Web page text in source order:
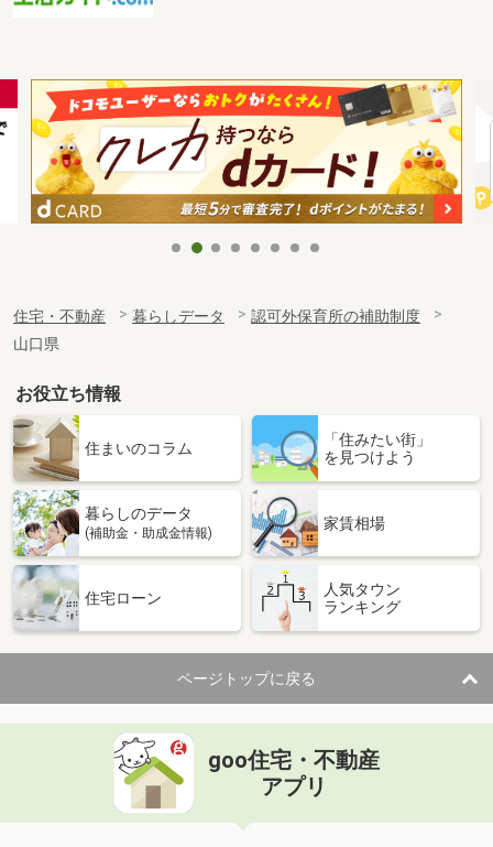
住宅・不動産 暮らしデータ
認可外保育所の補助制度
山口県
お役立ち情報
住まいのコラム
「住みたい街」
を見つけよう
暮らしのデータ
(補助金・助成金情報)
家賃相場
住宅ローン
人気タウン
ランキング
ページトップに戻る
goo住宅・不動産
アプリ